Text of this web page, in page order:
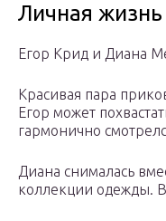
Личная жизнь
Егор Крид и Диана
Красивая пара
Егор может
гармонично
Диана снималась
коллекции одежды. В